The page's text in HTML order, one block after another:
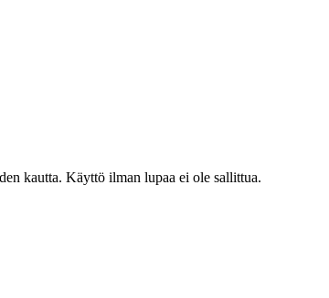
kautta. Käyttö ilman lupaa ei ole sallittua.